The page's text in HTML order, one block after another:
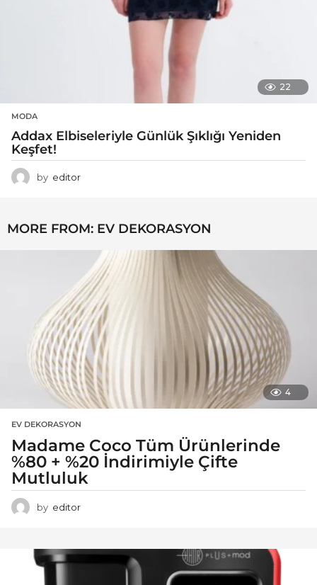
22
MODA
Addax Elbiseleriyle Günlük Şıklığı Yeniden
Keşfet!
by editor
MORE FROM: EV DEKORASYON
4
EV DEKORASYON
Madame Coco Tüm Ürünlerinde
%80 + %20 İndirimiyle Çifte
Mutluluk
by editor